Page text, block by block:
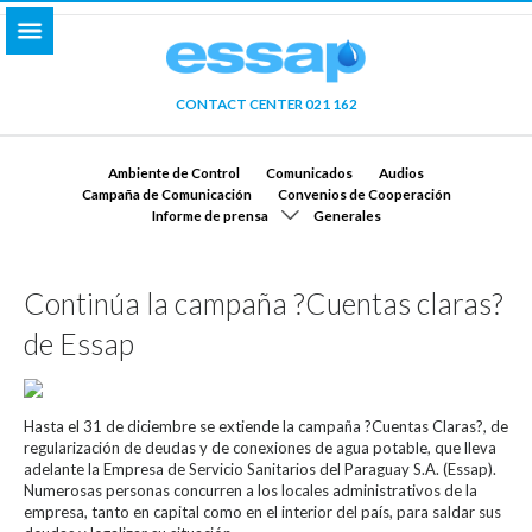
CONTACT CENTER 021 162
Ambiente de Control Comunicados
Audios
Campaña de Comunicación
Convenios de Cooperación
Informe de prensa
Generales
Continúa la campaña ?Cuentas claras?
de Essap
Hasta el 31 de diciembre se extiende la campaña ?Cuentas Claras?, de
regularización de deudas y de conexiones de agua potable, que lleva
adelante la Empresa de Servicio Sanitarios del Paraguay S.A. (Essap).
Numerosas personas concurren a los locales administrativos de la
empresa, tanto en capital como en el interior del país, para saldar sus